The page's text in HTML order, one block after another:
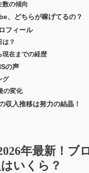
数の傾向
、どちらが稼げてるの？
フィール
は？
現在までの経歴
の声
グ
の変化
収入推移は努力の結晶！
年最新！ブ
いくら？